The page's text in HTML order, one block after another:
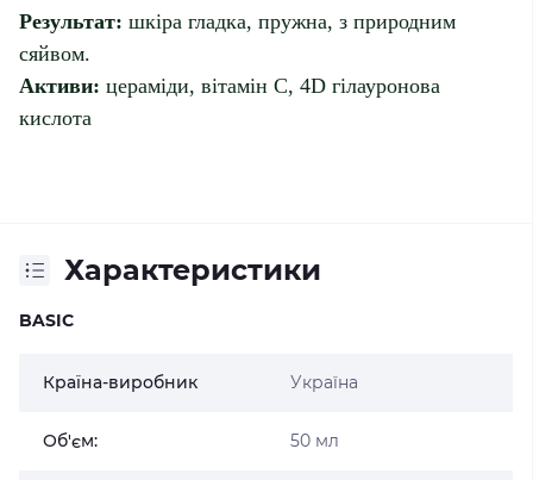
Результат: шкіра гладка, пружна, з природним
сяйвом.
Активи: цераміди, вітамін С, 4D гілауронова
кислота
Характеристики
BASIC
Країна-виробник Україна
Об'єм: 50 мл